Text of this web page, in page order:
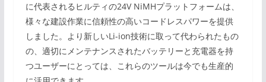
に代表されるヒルティの24V NiMHプラットフォームは、
様々な建設作業に信頼性の高いコードレスパワーを提供
しました。より新しいLi-ion技術に取って代わられたもの
の、適切にメンテナンスされたバッテリーと充電器を持
つユーザーにとっては、これらのツールは今でも生産的